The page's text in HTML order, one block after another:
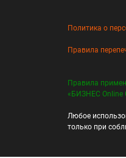
Политика о
Правила
Правила
«БИЗНЕС Online
Любое
только при